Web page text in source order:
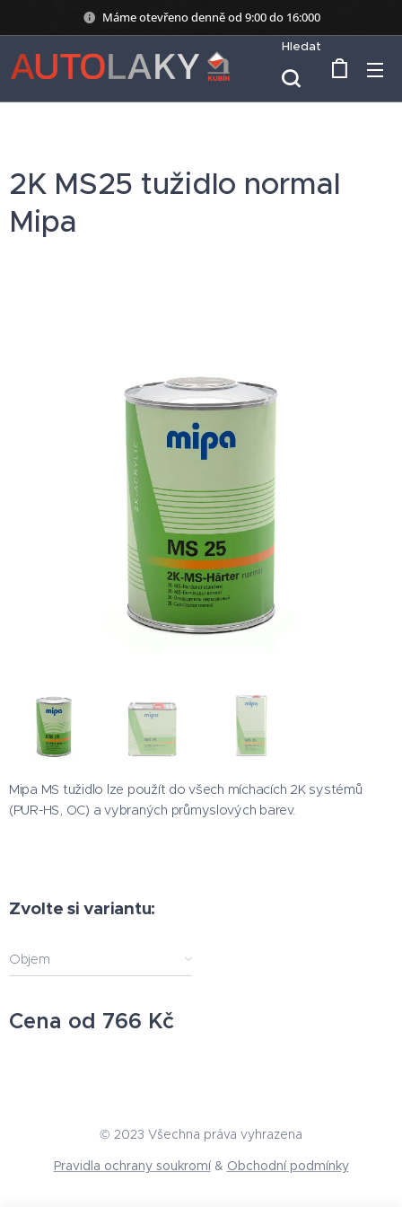
Máme otevřeno denně od 9:00 do 16:000
Hledat
2K MS25 tužidlo normal
Mipa
Mipa MS tužidlo lze použít do všech míchacích 2K systémů
(PUR-HS, OC) a vybraných průmyslových barev.
Zvolte si variantu:
Objem
Cena od 766 Kč
© 2023 Všechna práva vyhrazena
Pravidla ochrany soukromí& Obchodní podmínky